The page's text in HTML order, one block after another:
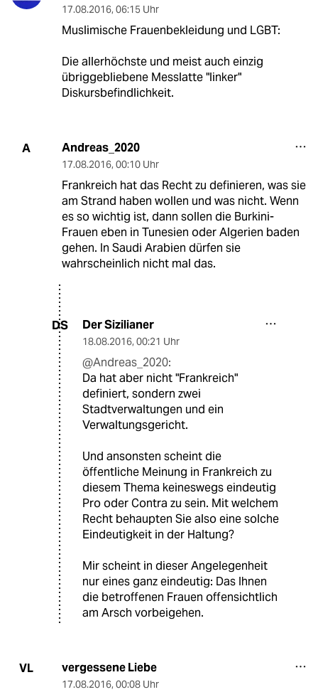
17.08.2016, 06:15 Uhr
Muslimische Frauenbekleidung und LGBT:
Die allerhöchste und meist auch einzig
übriggebliebene Messlatte "linker"
Diskursbefindlichkeit.
A Andreas_2020
17.08.2016, 00:10 Uhr
Frankreich hat das Recht zu definieren, was sie
am Strand haben wollen und was nicht. Wenn
es so wichtig ist, dann sollen die Burkini-
Frauen eben in Tunesien oder Algerien baden
gehen. In Saudi Arabien dürfen sie
wahrscheinlich nicht mal das.
DS Der Sizilianer
18.08.2016, 00:21 Uhr
@Andreas_2020:
Da hat aber nicht "Frankreich"
definiert, sondern zwei
Stadtverwaltungen und ein
Verwaltungsgericht.
Und ansonsten scheint die
öffentliche Meinung in Frankreich zu
diesem Thema keineswegs eindeutig
Pro oder Contra zu sein. Mit welchem
Recht behaupten Sie also eine solche
Eindeutigkeit in der Haltung?
Mir scheint in dieser Angelegenheit
nur eines ganz eindeutig: Das Ihnen
die betroffenen Frauen offensichtlich
am Arsch vorbeigehen.
VL vergessene Liebe
17.08.2016, 00:08 Uhr